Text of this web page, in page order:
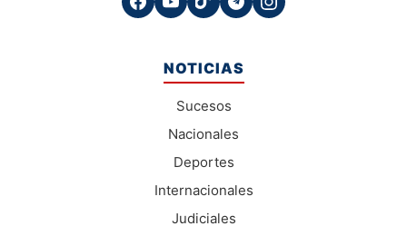
NOTICIAS
Sucesos
Nacionales
Deportes
Internacionales
Judiciales